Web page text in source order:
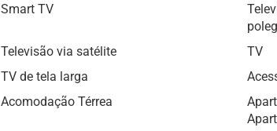
Smart TV
Televisão via satélite
TV
TV de tela larga
Acomodação Térrea